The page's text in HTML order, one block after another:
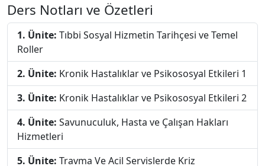
Ders Notları ve Özetleri
1. Ünite: Tıbbi Sosyal Hizmetin Tarihçesi ve Temel
Roller
2. Ünite: Kronik Hastalıklar ve Psikososyal Etkileri 1
3. Ünite: Kronik Hastalıklar ve Psikososyal Etkileri 2
4. Ünite: Savunuculuk, Hasta ve Çalışan Hakları
Hizmetleri
5. Ünite: Travma Ve Acil Servislerde Kriz